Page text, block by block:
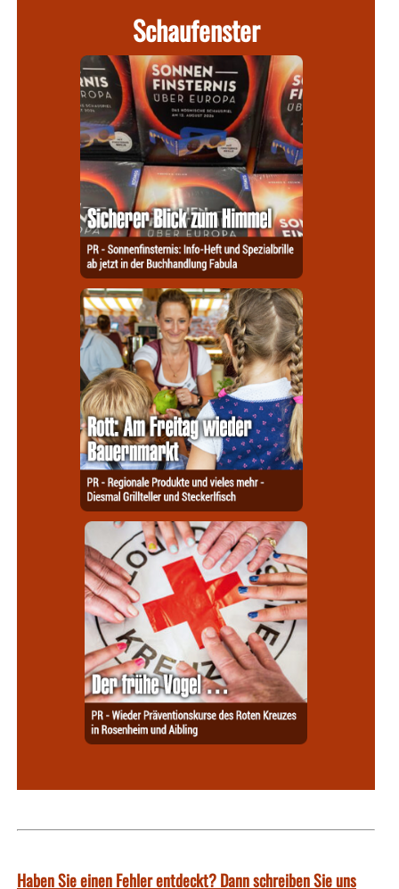
Schaufenster
Haben Sie einen Fehler entdeckt? Dann schreiben Sie uns